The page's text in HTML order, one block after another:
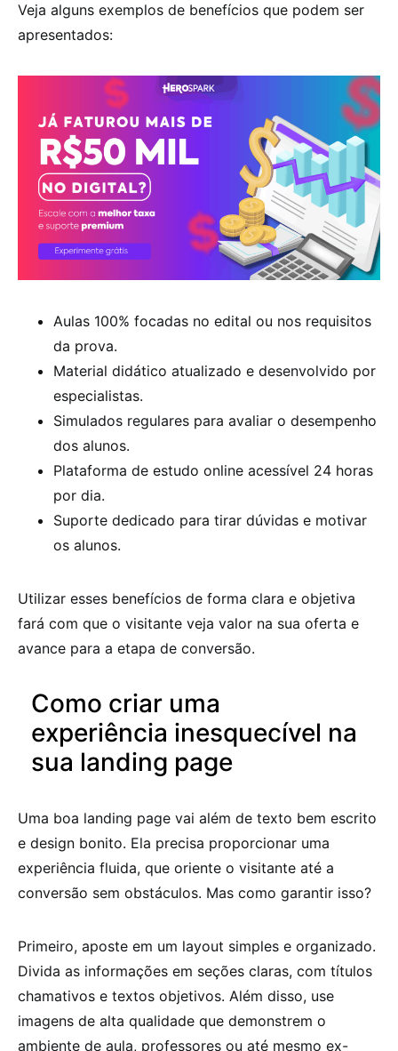
Veja alguns exemplos de benefícios que podem ser
apresentados:
Aulas 100% focadas no edital ou nos requisitos
da prova.
Material didático atualizado e desenvolvido por
especialistas.
Simulados regulares para avaliar o desempenho
dos alunos.
Plataforma de estudo online acessível 24 horas
por dia.
Suporte dedicado para tirar dúvidas e motivar
os alunos.
Utilizar esses benefícios de forma clara e objetiva
fará com que o visitante veja valor na sua oferta e
avance para a etapa de conversão.
Como criar uma
experiência inesquecível na
sua landing page
Uma boa landing page vai além de texto bem escrito
e design bonito. Ela precisa proporcionar uma
experiência fluida, que oriente o visitante até a
conversão sem obstáculos. Mas como garantir isso?
Primeiro, aposte em um layout simples e organizado.
Divida as informações em seções claras, com títulos
chamativos e textos objetivos. Além disso, use
imagens de alta qualidade que demonstrem o
ambiente de aula, professores ou até mesmo ex-